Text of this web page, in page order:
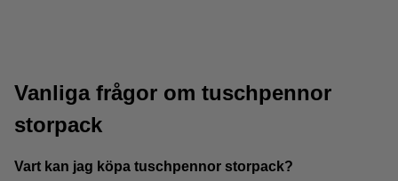
Vanliga frågor om tuschpennor
storpack
Vart kan jag köpa tuschpennor storpack?